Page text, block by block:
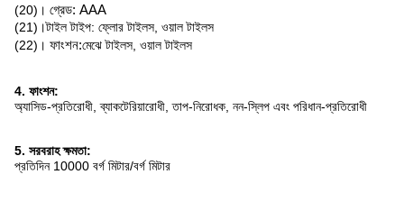
(20)। গ্রেড: AAA
(21)।টাইল টাইপ: ফ্লোর টাইলস, ওয়াল টাইলস
(22)। ফাংশন:মেঝে টাইলস, ওয়াল টাইলস
4. ফাংশন:
অ্যাসিড-প্রতিরোধী, ব্যাকটেরিয়ারোধী, তাপ-নিরোধক, নন-স্লিপ এবং পরিধান-প্রতিরোধী
5. সরবরাহ ক্ষমতা:
প্রতিদিন 10000 বর্গ মিটার/বর্গ মিটার